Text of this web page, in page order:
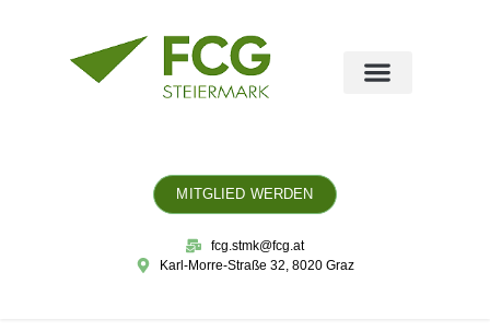
MITGLIED WERDEN
fcg.stmk@fcg.at
Karl-Morre-Straße 32, 8020 Graz